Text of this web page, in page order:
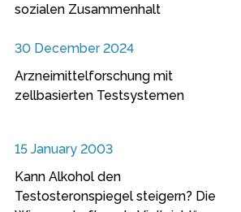
sozialen Zusammenhalt
30 December 2024
Arzneimittelforschung mit
zellbasierten Testsystemen
15 January 2003
Kann Alkohol den
Testosteronspiegel steigern? Die